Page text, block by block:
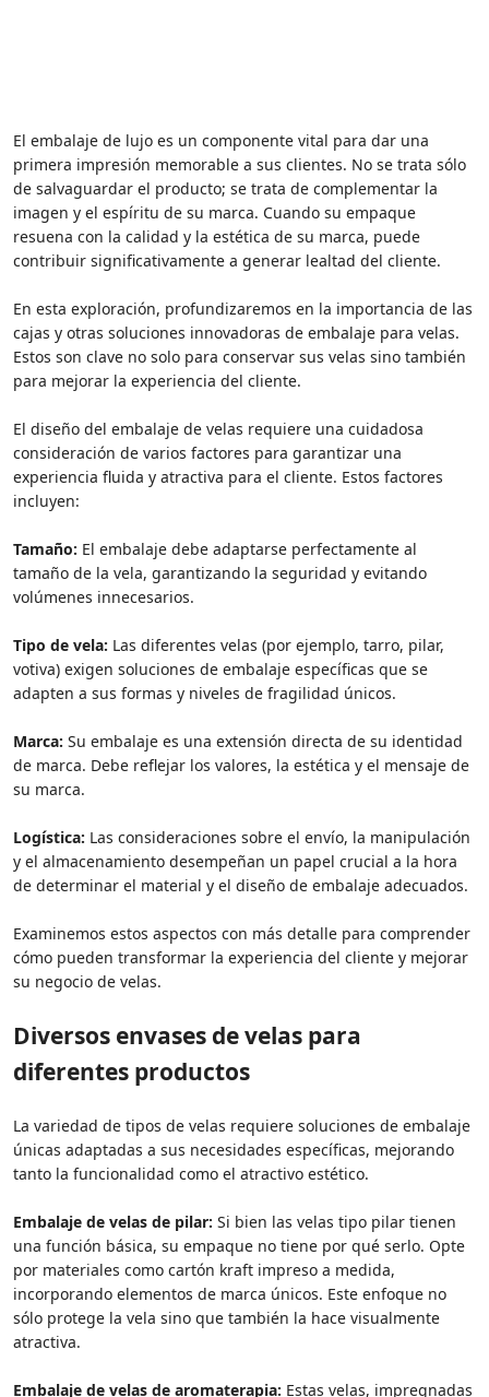
El embalaje de lujo es un componente vital para dar una
primera impresión memorable a sus clientes. No se trata sólo
de salvaguardar el producto; se trata de complementar la
imagen y el espíritu de su marca. Cuando su empaque
resuena con la calidad y la estética de su marca, puede
contribuir significativamente a generar lealtad del cliente.
En esta exploración, profundizaremos en la importancia de las
cajas y otras soluciones innovadoras de embalaje para velas.
Estos son clave no solo para conservar sus velas sino también
para mejorar la experiencia del cliente.
El diseño del embalaje de velas requiere una cuidadosa
consideración de varios factores para garantizar una
experiencia fluida y atractiva para el cliente. Estos factores
incluyen:
Tamaño: El embalaje debe adaptarse perfectamente al
tamaño de la vela, garantizando la seguridad y evitando
volúmenes innecesarios.
Tipo de vela: Las diferentes velas (por ejemplo, tarro, pilar,
votiva) exigen soluciones de embalaje específicas que se
adapten a sus formas y niveles de fragilidad únicos.
Marca: Su embalaje es una extensión directa de su identidad
de marca. Debe reflejar los valores, la estética y el mensaje de
su marca.
Logística: Las consideraciones sobre el envío, la manipulación
y el almacenamiento desempeñan un papel crucial a la hora
de determinar el material y el diseño de embalaje adecuados.
Examinemos estos aspectos con más detalle para comprender
cómo pueden transformar la experiencia del cliente y mejorar
su negocio de velas.
Diversos envases de velas para
diferentes productos
La variedad de tipos de velas requiere soluciones de embalaje
únicas adaptadas a sus necesidades específicas, mejorando
tanto la funcionalidad como el atractivo estético.
Embalaje de velas de pilar: Si bien las velas tipo pilar tienen
una función básica, su empaque no tiene por qué serlo. Opte
por materiales como cartón kraft impreso a medida,
incorporando elementos de marca únicos. Este enfoque no
sólo protege la vela sino que también la hace visualmente
atractiva.
Embalaje de velas de aromaterapia: Estas velas, impregnadas